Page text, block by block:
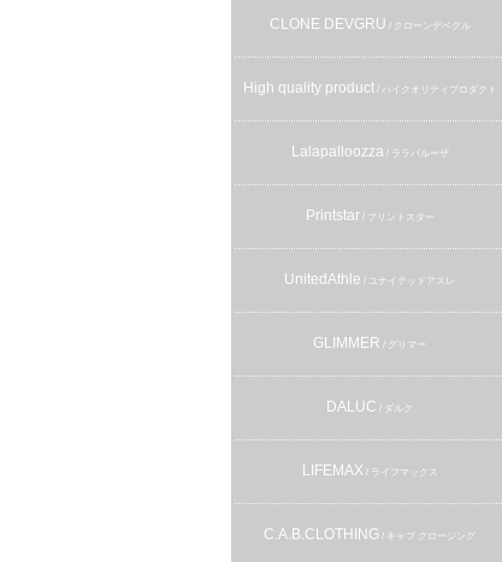
CLONE DEVGRU / クローンデベグル
High quality product/ ハイクオリティプロダクト
Lalapalloozza/ ララパルーザ
Printstar / プリントスター
UnitedAthle / ユナイテッドアスレ
GLIMMER / グリマー
DALUC / ダルク
LIFEMAX / ライフマックス
C.A.B.CLOTHING / キャブ クロージング